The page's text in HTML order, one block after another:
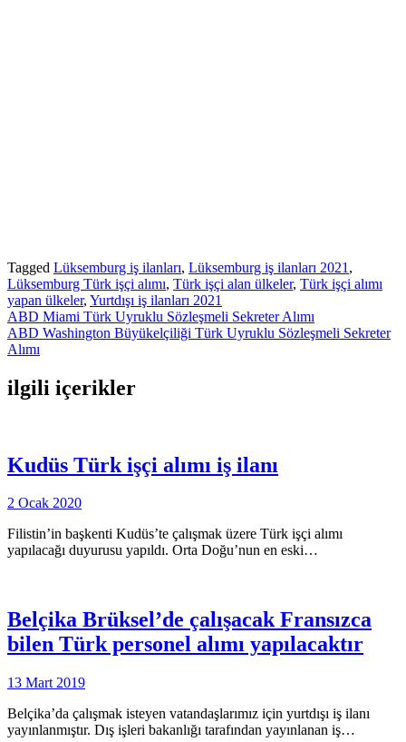
Tagged Lüksemburg iş ilanları, Lüksemburg iş ilanları 2021 ,
Lüksemburg Türk işçi alımı, Türk işçi alan ülkeler, Türk işçi alımı
yapan ülkeler, Yurtdışı iş ilanları 2021
Yazı
gezinmesi
ABD Miami Türk Uyruklu Sözleşmeli Sekreter Alımı
ABD Washington Büyükelçiliği Türk Uyruklu Sözleşmeli Sekreter
Alımı
ilgili içerikler
Kudüs Türk işçi alımı iş ilanı
2 Ocak 2020
Filistin’in başkenti Kudüs’te çalışmak üzere Türk işçi alımı
yapılacağı duyurusu yapıldı. Orta Doğu’nun en eski…
Belçika Brüksel’de çalışacak Fransızca
bilen Türk personel alımı yapılacaktır
13 Mart 2019
Belçika’da çalışmak isteyen vatandaşlarımız için yurtdışı iş ilanı
yayınlanmıştır. Dış işleri bakanlığı tarafından yayınlanan iş…